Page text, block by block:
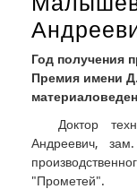
Год получения
Премия имени
Доктор
Андреевич, зам.
"Прометей".